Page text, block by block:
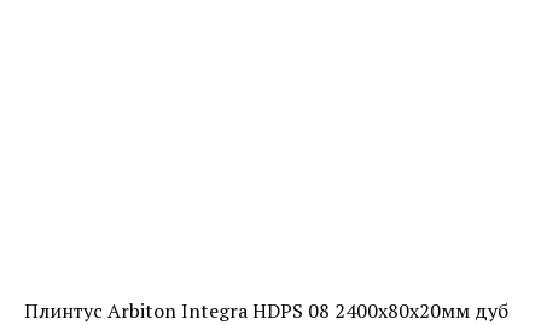
Плинтус Arbiton Integra HDPS 08 2400х80х20мм дуб